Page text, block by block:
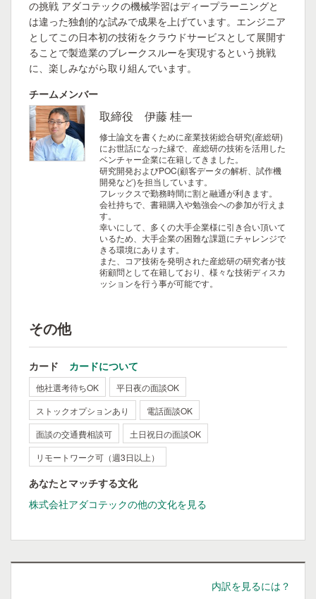
の挑戦 アダコテックの機械学習はディープラーニングと
は違った独創的な試みで成果を上げています。エンジニア
としてこの日本初の技術をクラウドサービスとして展開す
ることで製造業のブレークスルーを実現するという挑戦
に、楽しみながら取り組んでいます。
チームメンバー
取締役 伊藤 桂一
修士論文を書くために産業技術総合研究(産総研)
にお世話になった縁で、産総研の技術を活用した
ベンチャー企業に在籍してきました。
研究開発およびPOC(顧客データの解析、試作機
開発など)を担当しています。
フレックスで勤務時間に割と融通が利きます。
会社持ちで、書籍購入や勉強会への参加が行えま
す。
幸いにして、多くの大手企業様に引き合い頂いて
いるため、大手企業の困難な課題にチャレンジで
きる環境にあります。
また、コア技術を発明された産総研の研究者が技
術顧問として在籍しており、様々な技術ディスカ
ッションを行う事が可能です。
その他
カード カードについて
他社選考待ちOK
平日夜の面談OK
ストックオプションあり
電話面談OK
面談の交通費相談可
土日祝日の面談OK
リモートワーク可（週3日以上）
あなたとマッチする文化
株式会社アダコテックの他の文化を見る
内訳を見るには？